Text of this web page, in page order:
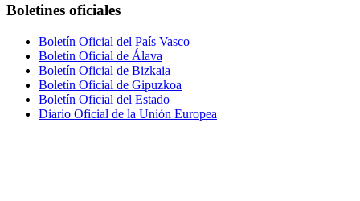
Boletines oficiales
Boletín Oficial del País Vasco
Boletín Oficial de Álava
Boletín Oficial de Bizkaia
Boletín Oficial de Gipuzkoa
Boletín Oficial del Estado
Diario Oficial de la Unión Europea